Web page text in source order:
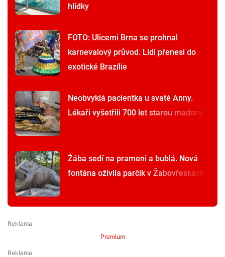
hlídky
FOTO: Ulicemi Brna se prohnal
karnevalový průvod. Lidi přenesl do
exotické Brazílie
Neobvyklá pacientka u svaté Anny.
Lékaři vyšetřili 700 let starou madonu
Žába sedí na prameni a bublá. Nová
fontána oživila parčík v Žabovřeskách
Premium